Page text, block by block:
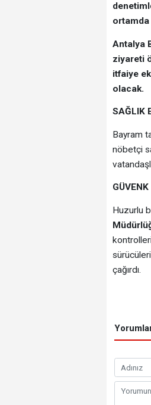
Antalya
ziyareti
itfaiye
olacak.
SAĞLIK
Bayram
nöbetçi
Huzurlu
çağırdı.